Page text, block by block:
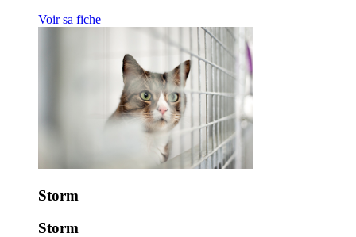
Voir sa fiche
Storm
Storm